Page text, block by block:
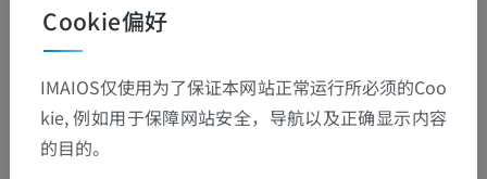
欢迎提出更正、翻译或内容改进的建议。
检举错误
Cookie偏好
IMAIOS仅使用为了保证本网站正常运行所必须的Coo
kie, 例如用于保障网站安全，导航以及正确显示内容
的目的。